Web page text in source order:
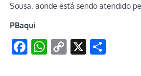
Sousa, aonde está sendo atendido
PBaqui
Facebook
WhatsApp
Copy
X